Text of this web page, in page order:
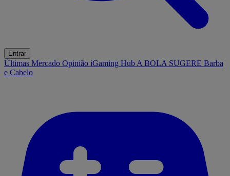
Entrar
Últimas Mercado Opinião iGaming Hub A BOLA SUGERE Barba
e Cabelo